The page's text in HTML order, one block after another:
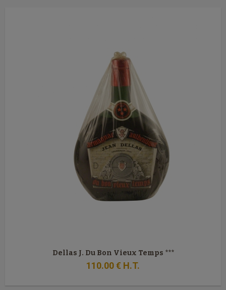
Dellas J. Du Bon Vieux Temps ***
110.00€ H.T.